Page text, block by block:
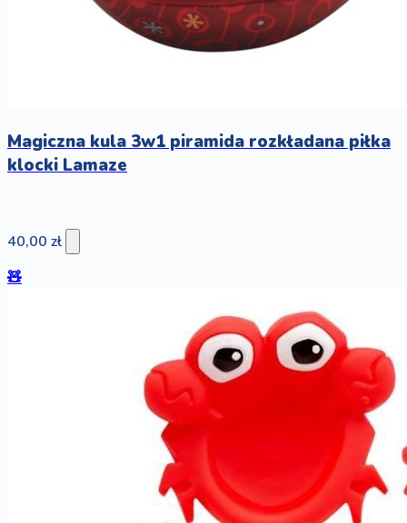
Magiczna kula 3w1 piramida rozkładana piłka
klocki Lamaze
40,00 zł
🧸